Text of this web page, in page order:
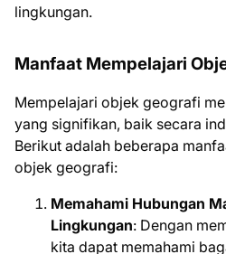
lingkungan.
Manfaat Mempelajari
Mempelajari objek geografi
yang signifikan, baik secara
Berikut adalah beberapa
objek geografi:
Memahami Hubungan
Lingkungan: Dengan
kita dapat memahami